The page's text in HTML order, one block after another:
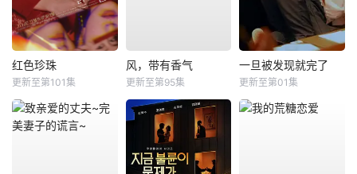
红色珍珠
更新至第101集
风，带有香气
更新至第95集
一旦被发现就完了
更新至第01集